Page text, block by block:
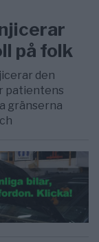
på folk
den
patientens
gränserna